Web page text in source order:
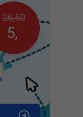
26,50
5,-